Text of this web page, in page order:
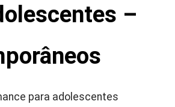
–
para adolescentes